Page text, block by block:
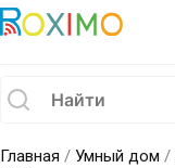
Главная / Умный дом /